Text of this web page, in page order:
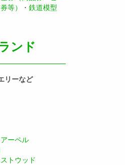
等）
・ 鉄道模型
ンド
リーなど
ーペル
トウッド